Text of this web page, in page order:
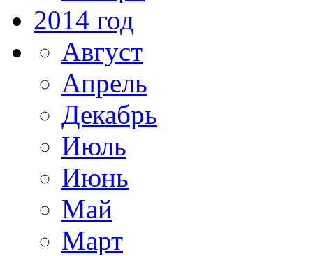
2014 год
Август
Апрель
Декабрь
Июль
Июнь
Май
Март